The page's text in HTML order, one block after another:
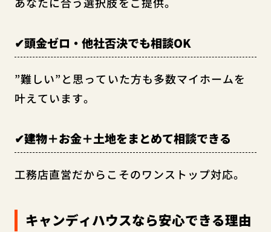
✔頭金ゼロ・他社否決でも相談OK
”難しい”と思っていた方も多数マイホームを
叶えています。
✔建物＋お金＋土地をまとめて相談できる
工務店直営だからこそのワンストップ対応。
キャンディハウスなら安心できる理由